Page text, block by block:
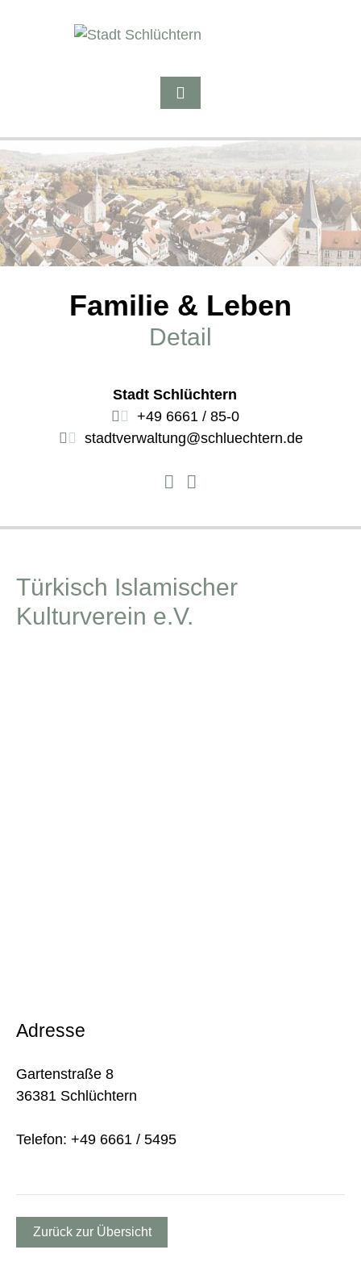
Familie & Leben
Detail
Stadt Schlüchtern
+49 6661 / 85-0
stadtverwaltung@schluechtern.de
Türkisch Islamischer
Kulturverein e.V.
Adresse
Gartenstraße 8
36381 Schlüchtern
Telefon: +49 6661 / 5495
Zurück zur Übersicht